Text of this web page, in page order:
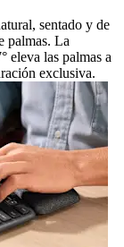
sentado y de
palmas. La
eleva las palmas a
exclusiva.